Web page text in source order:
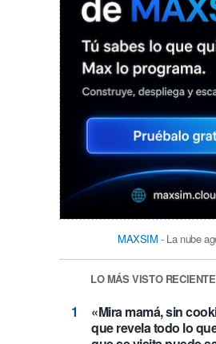
MAXSIM - La nube
LO MÁS VISTO
«Mira mamá, sin
que revela todo lo